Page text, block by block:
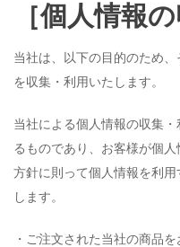
［個人情報
当社は、以下の目的のため
を収集・利用いたします。
当社による個人情報の収集
るものであり、お客様が個
方針に則って個人情報を利
します。
・ご注文された当社の商品